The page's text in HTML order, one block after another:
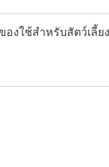
งใช้สำหรับสัตว์เลี้ย